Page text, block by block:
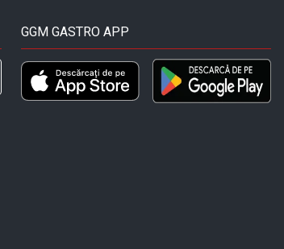
GGM GASTRO APP